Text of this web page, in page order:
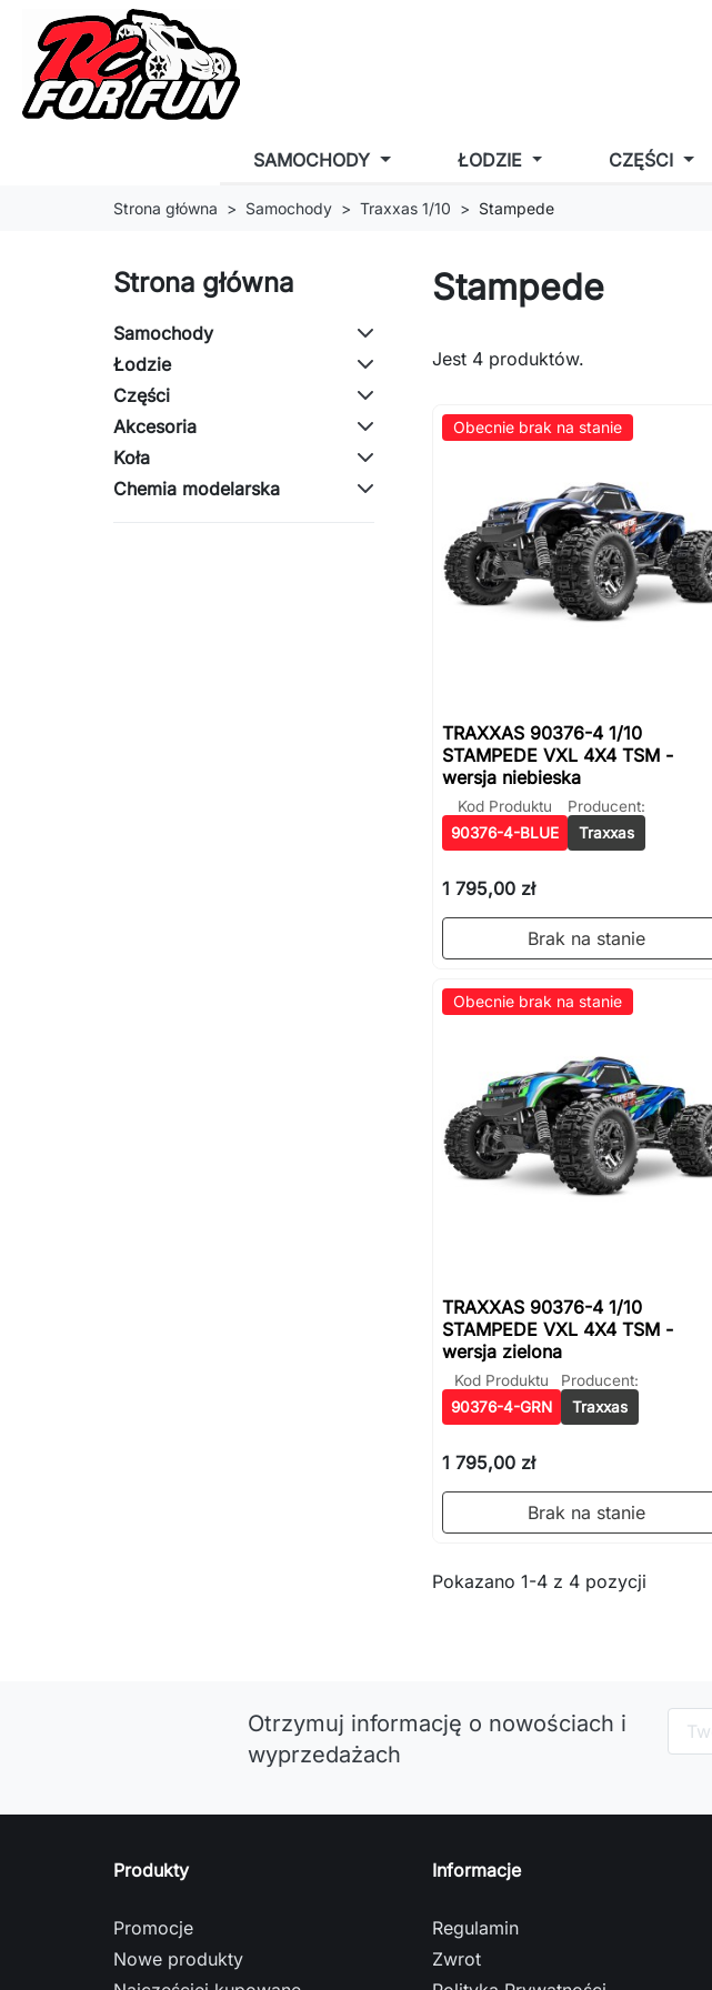
SAMOCHODY ŁODZIE CZĘŚCI
Strona główna Samochody Traxxas 1/10 Stampede
Strona główna
Samochody
Łodzie
Części
Akcesoria
Koła
Chemia modelarska
Stampede
Jest 4 produktów.
Obecnie brak na stanie
TRAXXAS 90376-4 1/10
STAMPEDE VXL 4X4 TSM -
wersja niebieska
Kod Produktu
90376-4-BLUE
Producent:
Traxxas
1 795,00 zł
Brak na stanie
Obecnie brak na stanie
TRAXXAS 90376-4 1/10
STAMPEDE VXL 4X4 TSM -
wersja zielona
Kod Produktu
90376-4-GRN
Producent:
Traxxas
1 795,00 zł
Brak na stanie
Pokazano 1-4 z 4 pozycji
Otrzymuj informację o nowościach i
wyprzedażach
Produkty
Promocje
Nowe produkty
Informacje
Regulamin
Zwrot